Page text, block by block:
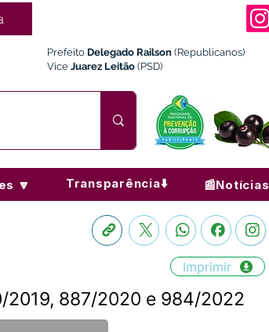
Prefeito Delegado Railson (Republicanos)
Vice Juarez Leitão (PSD)
🔽 Transparência⬇️ 📰Notícias
Imprimir
2019, 887/2020 e 984/2022